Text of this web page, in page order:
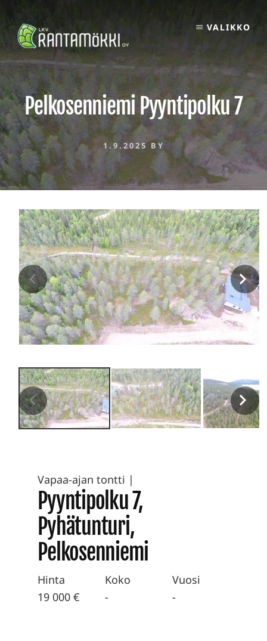
content
VALIKKO
Pelkosenniemi Pyyntipolku 7
1.9.2025BY
Vapaa-ajan tontti |
Pyyntipolku 7,
Pyhätunturi,
Pelkosenniemi
Hinta
19 000 €
Koko
-
Vuosi
-